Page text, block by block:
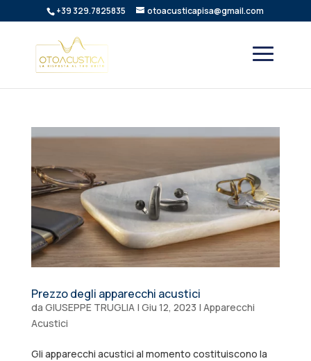
+39 329.7825835 otoacusticapisa@gmail.com
Prezzo degli apparecchi acustici
da GIUSEPPE TRUGLIA | Giu 12, 2023 | Apparecchi
Acustici
Gli apparecchi acustici al momento costituiscono la